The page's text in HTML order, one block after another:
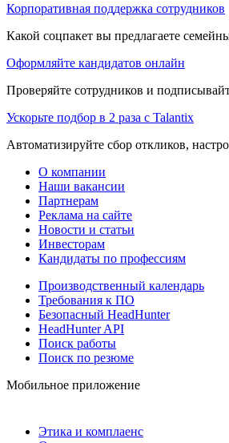
Корпоративная поддержка сотрудников
Какой соцпакет вы предлагаете
Оформляйте кандидатов онлайн
Проверяйте сотрудников и
Ускорьте подбор в 2 раза с Talantix
Автоматизируйте сбор откликов,
О компании
Наши вакансии
Партнерам
Реклама на сайте
Новости и статьи
Инвесторам
Кандидаты по профессиям
Производственный календарь
Требования к ПО
Безопасный HeadHunter
HeadHunter API
Поиск работы
Поиск по резюме
Мобильное приложение
Этика и комплаенс